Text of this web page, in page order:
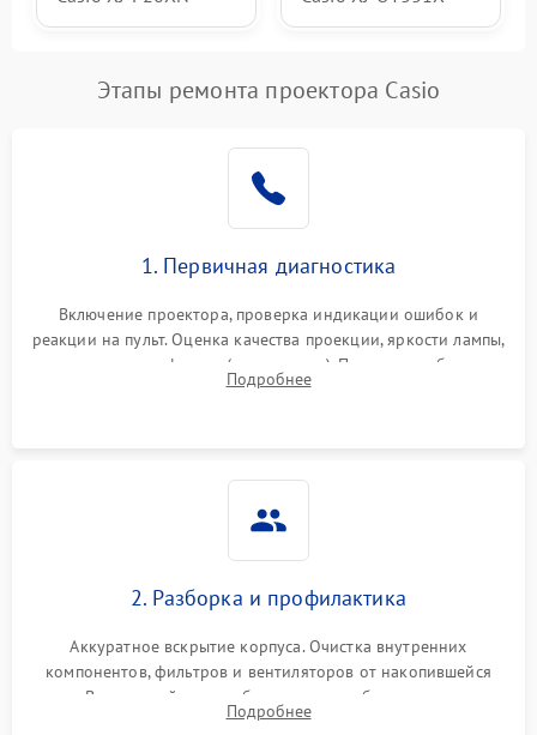
Этапы ремонта проектора Casio
1. Первичная диагностика
Включение проектора, проверка индикации ошибок и
реакции на пульт. Оценка качества проекции, яркости лампы,
наличия артефактов (точки, пятна). Проверка работы
системы охлаждения по уровню шума вентиляторов.
Подробнее
2. Разборка и профилактика
Аккуратное вскрытие корпуса. Очистка внутренних
компонентов, фильтров и вентиляторов от накопившейся
пыли. Визуальный осмотр блока питания, балласта лампы и
материнской платы на наличие прогаров или вздутых
Подробнее